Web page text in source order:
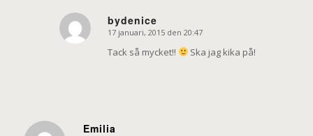
bydenice
says:
17 januari, 2015 den 20:47
Tack så mycket!! Ska jag kika på!
Emilia